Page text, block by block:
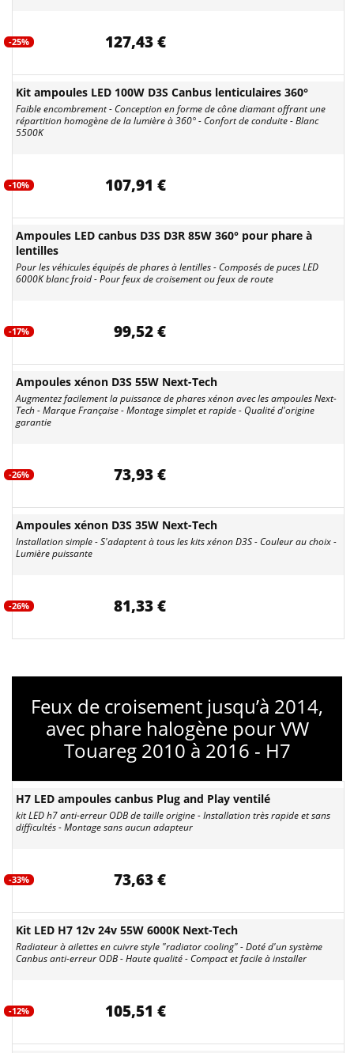
-25% 127,43 €
Kit ampoules LED 100W D3S Canbus lenticulaires 360°
Faible encombrement - Conception en forme de cône diamant offrant une
répartition homogène de la lumière à 360° - Confort de conduite - Blanc
5500K
-10% 107,91 €
Ampoules LED canbus D3S D3R 85W 360° pour phare à
lentilles
Pour les véhicules équipés de phares à lentilles - Composés de puces LED
6000K blanc froid - Pour feux de croisement ou feux de route
-17% 99,52 €
Ampoules xénon D3S 55W Next-Tech
Augmentez facilement la puissance de phares xénon avec les ampoules Next-
Tech - Marque Française - Montage simplet et rapide - Qualité d'origine
garantie
-26% 73,93 €
Ampoules xénon D3S 35W Next-Tech
Installation simple - S'adaptent à tous les kits xénon D3S - Couleur au choix -
Lumière puissante
-26% 81,33 €
Feux de croisement jusqu’à 2014,
avec phare halogène pour VW
Touareg 2010 à 2016 - H7
H7 LED ampoules canbus Plug and Play ventilé
kit LED h7 anti-erreur ODB de taille origine - Installation très rapide et sans
difficultés - Montage sans aucun adapteur
-33% 73,63 €
Kit LED H7 12v 24v 55W 6000K Next-Tech
Radiateur à ailettes en cuivre style "radiator cooling" - Doté d'un système
Canbus anti-erreur ODB - Haute qualité - Compact et facile à installer
-12% 105,51 €